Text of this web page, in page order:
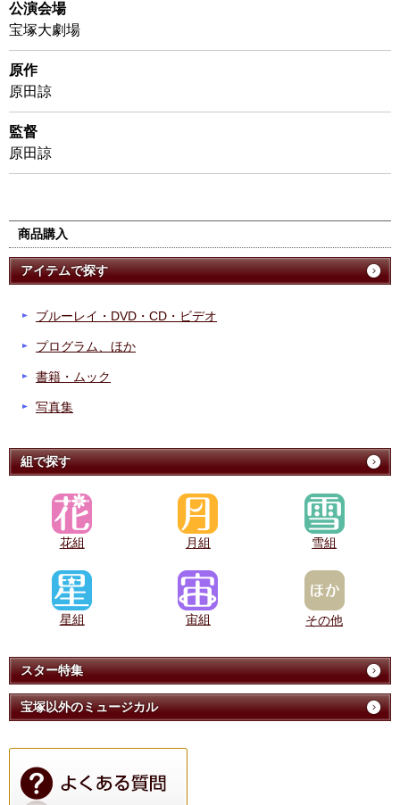
公演会場
宝塚大劇場
原作
原田諒
監督
原田諒
商品購入
アイテムで探す
ブルーレイ・DVD・CD・ビデオ
プログラム、ほか
書籍・ムック
写真集
組で探す
花組 月組 雪組
星組 宙組 その他
スター特集
宝塚以外のミュージカル